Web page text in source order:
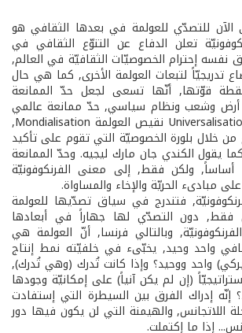
الآن للتصدّي للعولمة في بعدها الثقافي هو
تعلن الدفاع عن التنوّع الثقافي في
نفسه إحترام الخصوصيّات الثقافيّة في العالم,
تدريجيّاً لتبعات العولمة الأخرى, كما هي حال
قوّتها, أنّها تسعى لجعل حدّ الممانعة
أرض وشعب ونظام سياسي, حدّ ممانعة عالمي
وعام. و<<العالميّة Universalisation نقيص العولمة Mondialisation,
من خلال بلورة الخصوصيّة التي تقوم على تأكيد
يقول الكندي جان مارك ليجيه. وحدّ الممانعة
أساساً, ولكن فقط, إلى معنى الفرنكوفونيّة
مبادىء الحريّة والإخاء والمساواة.
فتندرج في سياق تصدّيها للعولمة
فقط, دون التصدّي لها جهاراً في أبعادها
وبالتالي فرنسا, أنّ العولمة هي
واحد وحيد, يخبّىء في خلفيّته نمط إنتاج
واحد ووحيد؟ وإذا كانت تُدرك (وهي تُدرك),
(إن لم يكن آنياً) على إمكانيّة وجودها
إنّه إدراك الفرق بين السيطرة التي إستفادت
اللاتجانس, والهيمنة التي لن يكون فيها دور
إذا ما إكتملت.